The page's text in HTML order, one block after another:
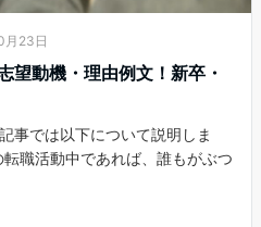
月23日
望動機・理由例文！新卒・
事では以下について説明しま
職活動中であれば、誰もがぶつ